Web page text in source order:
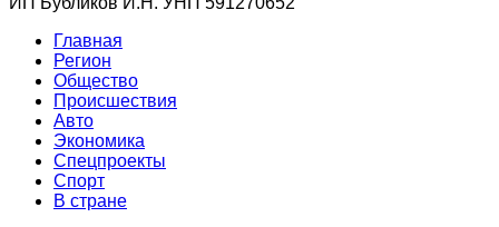
Главная
Регион
Общество
Происшествия
Авто
Экономика
Спецпроекты
Cпорт
В стране